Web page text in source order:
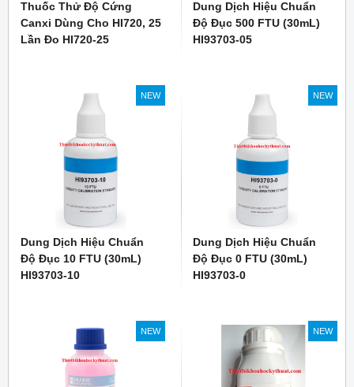
Thuốc Thử Độ Cứng
Canxi Dùng Cho HI720, 25
Lần Đo HI720-25
Dung Dịch Hiệu Chuẩn
Độ Đục 500 FTU (30mL)
HI93703-05
NEW
Dung Dịch Hiệu Chuẩn
Độ Đục 10 FTU (30mL)
HI93703-10
NEW
Dung Dịch Hiệu Chuẩn
Độ Đục 0 FTU (30mL)
HI93703-0
NEW NEW